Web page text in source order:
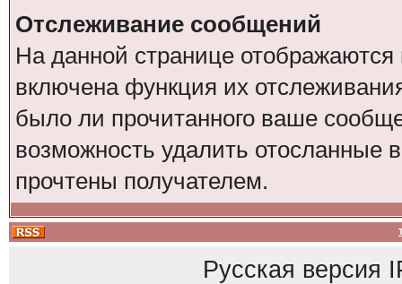
Отслеживание сообщений
На данной странице
включена функция их
было ли прочитанного ваше
возможность удалить
прочтены получателем.
Русская версия